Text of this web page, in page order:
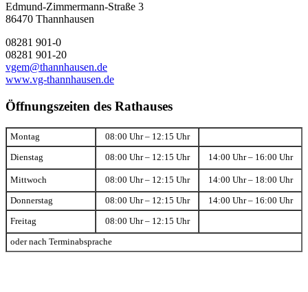
Edmund-Zimmermann-Straße 3
86470 Thannhausen
08281 901-0
08281 901-20
vgem@thannhausen.de
www.vg-thannhausen.de
Öffnungszeiten des Rathauses
Montag 08:00 Uhr – 12:15 Uhr
Dienstag 08:00 Uhr – 12:15 Uhr 14:00 Uhr – 16:00 Uhr
Mittwoch 08:00 Uhr – 12:15 Uhr 14:00 Uhr – 18:00 Uhr
Donnerstag 08:00 Uhr – 12:15 Uhr 14:00 Uhr – 16:00 Uhr
Freitag 08:00 Uhr – 12:15 Uhr
oder nach Terminabsprache